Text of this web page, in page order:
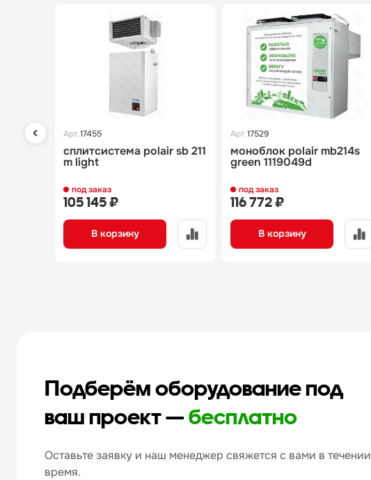
Арт.17455
сплитсистема polair sb 211
m light
под заказ
105 145 ₽
В корзину
Арт.17529
моноблок polair mb214s
green 1119049d
под заказ
116 772 ₽
В корзину
Подберём оборудование под
ваш проект —бесплатно
Оставьте заявку и наш менеджер свяжется с вами в
время.